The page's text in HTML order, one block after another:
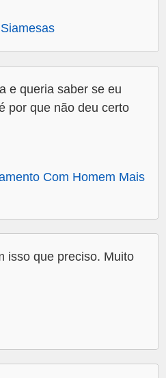
e queria saber se eu
por que não deu certo
Com Homem Mais
isso que preciso. Muito